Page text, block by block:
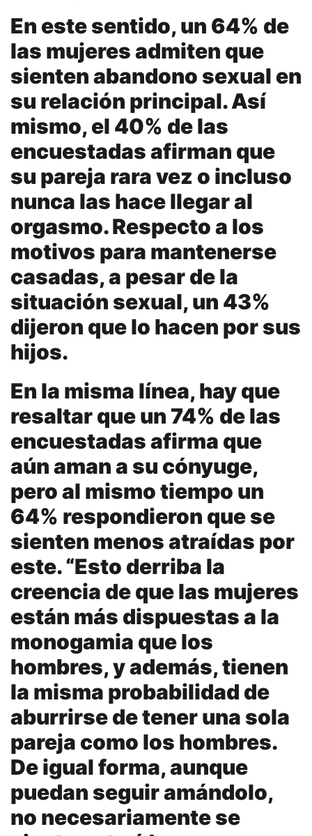
En este sentido, un 64% de
las mujeres admiten que
sienten abandono sexual en
su relación principal. Así
mismo, el 40% de las
encuestadas afirman que
su pareja rara vez o incluso
nunca las hace llegar al
orgasmo. Respecto a los
motivos para mantenerse
casadas, a pesar de la
situación sexual, un 43%
dijeron que lo hacen por sus
hijos.
En la misma línea, hay que
resaltar que un 74% de las
encuestadas afirma que
aún aman a su cónyuge,
pero al mismo tiempo un
64% respondieron que se
sienten menos atraídas por
este. “Esto derriba la
creencia de que las mujeres
están más dispuestas a la
monogamia que los
hombres, y además, tienen
la misma probabilidad de
aburrirse de tener una sola
pareja como los hombres.
De igual forma, aunque
puedan seguir amándolo,
no necesariamente se